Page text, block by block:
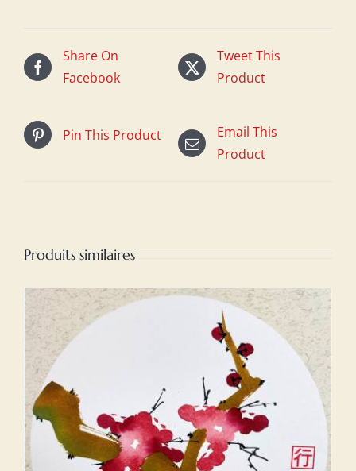
Share On
Facebook
Tweet This
Product
Pin This Product
Email This
Product
Produits similaires